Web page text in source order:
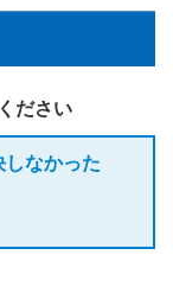
ださい
しなかった